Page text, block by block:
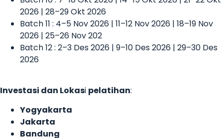
2026 | 28–29 Okt 2026
Batch 11 : 4–5 Nov 2026 | 11–12 Nov 2026 | 18–19 Nov
2026 | 25–26 Nov 202
Batch 12 : 2–3 Des 2026 | 9–10 Des 2026 | 29–30 Des
2026
Investasi dan Lokasi pelatihan:
Yogyakarta
Jakarta
Bandung